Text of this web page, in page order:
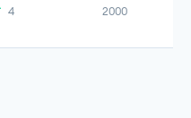
4 2000